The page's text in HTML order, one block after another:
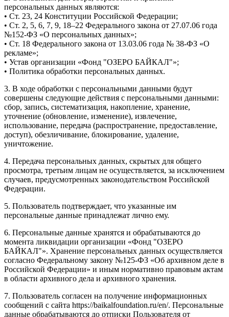
персональных данных являются:
• Ст. 23, 24 Конституции Российской Федерации;
• Ст. 2, 5, 6, 7, 9, 18–22 Федерального закона от 27.07.06 года
№152-ФЗ «О персональных данных»;
• Ст. 18 Федерального закона от 13.03.06 года № 38-ФЗ «О
рекламе»;
• Устав организации «Фонд "ОЗЕРО БАЙКАЛ"»;
• Политика обработки персональных данных.
3. В ходе обработки с персональными данными будут
совершены следующие действия с персональными данными:
сбор, запись, систематизация, накопление, хранение,
уточнение (обновление, изменение), извлечение,
использование, передача (распространение, предоставление,
доступ), обезличивание, блокирование, удаление,
уничтожение.
4. Передача персональных данных, скрытых для общего
просмотра, третьим лицам не осуществляется, за исключением
случаев, предусмотренных законодательством Российской
Федерации.
5. Пользователь подтверждает, что указанные им
персональные данные принадлежат лично ему.
6. Персональные данные хранятся и обрабатываются до
момента ликвидации организации «Фонд "ОЗЕРО
БАЙКАЛ"». Хранение персональных данных осуществляется
согласно Федеральному закону №125-ФЗ «Об архивном деле в
Российской Федерации» и иным нормативно правовым актам
в области архивного дела и архивного хранения.
7. Пользователь согласен на получение информационных
сообщений с сайта https://baikalfoundation.ru/en/. Персональные
данные обрабатываются до отписки Пользователя от